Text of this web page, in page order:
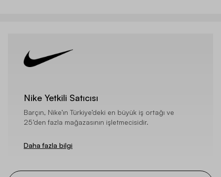
Nike Yetkili Satıcısı
Barçın, Nike’ın Türkiye’deki en büyük iş ortağı ve
25’den fazla mağazasının işletmecisidir.
Daha fazla bilgi